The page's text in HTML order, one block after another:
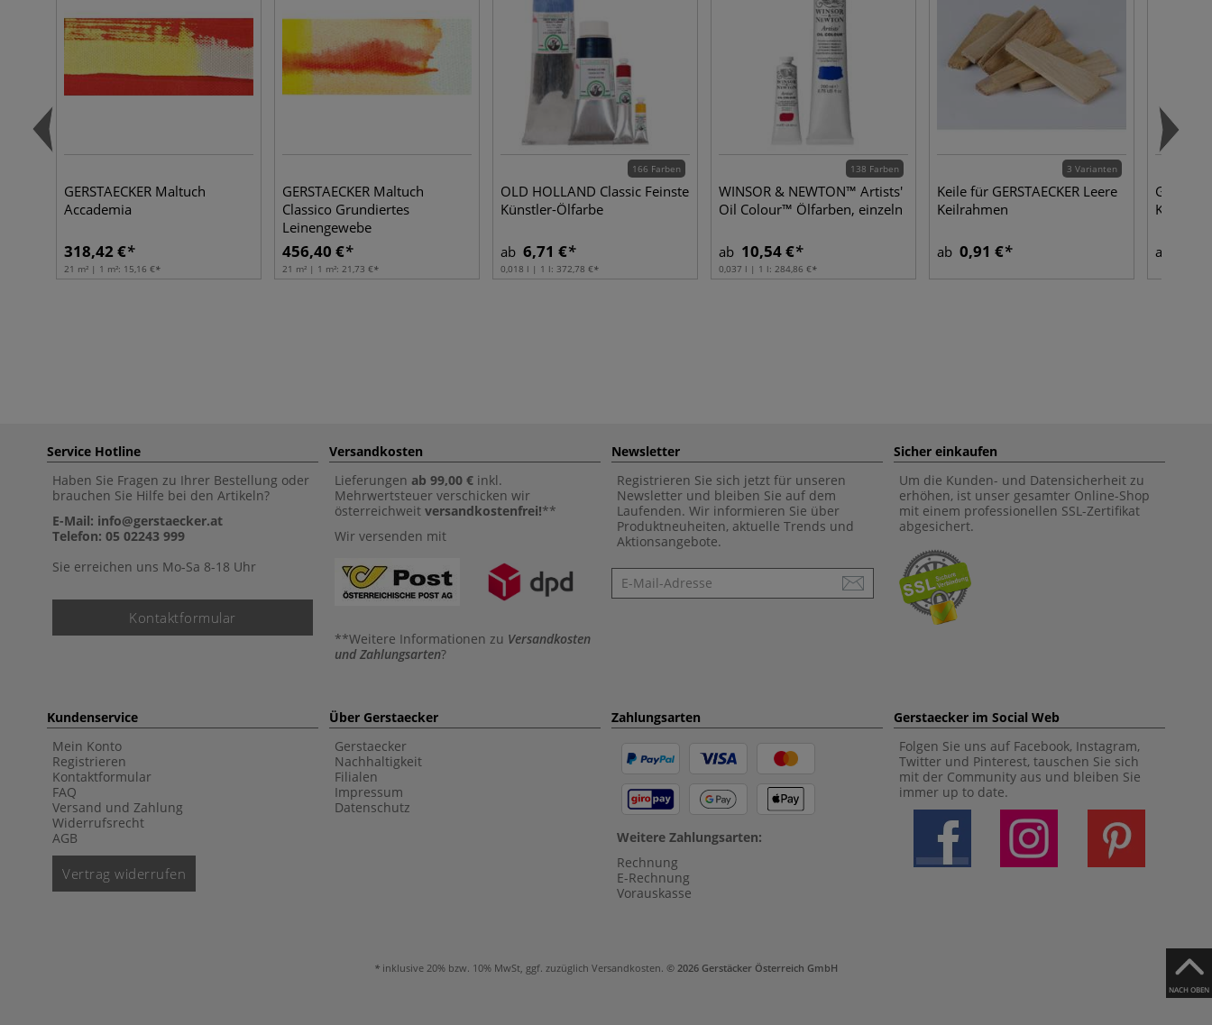
NACH OBEN
​GERSTAECKER Maltuch
Accademia
318,42 €
21 m² | 1 m²: 15,16 €
GERSTAECKER Maltuch
Classico Grundiertes
Leinengewebe
456,40 €
21 m² | 1 m²: 21,73 €
166 Farben
OLD HOLLAND Classic Feinste
Künstler-Ölfarbe
ab 6,71 €
0,018 l | 1 l: 372,78 €
138 Farben
WINSOR & NEWTON™ Artists'
Oil Colour™ Ölfarben, einzeln
ab 10,54 €
0,037 l | 1 l: 284,86 €
3 Varianten
Keile für GERSTAECKER Leere
Keilrahmen
ab 0,91 € ab
Service Hotline
Haben Sie Fragen zu Ihrer Bestellung oder
brauchen Sie Hilfe bei den Artikeln?
E-Mail: info@gerstaecker.at
Telefon: 05 02243 999
Sie erreichen uns Mo-Sa 8-18 Uhr
Kontaktformular
Versandkosten
Lieferungen ab 99,00 € inkl.
Mehrwertsteuer verschicken wir
österreichweit versandkostenfrei!**
Wir versenden mit
**Weitere Informationen zu Versandkosten
und Zahlungsarten?
Newsletter
Registrieren Sie sich jetzt für unseren
Newsletter und bleiben Sie auf dem
Laufenden. Wir informieren Sie über
Produktneuheiten, aktuelle Trends und
Aktionsangebote.
Newsletter
Sicher einkaufen
Um die Kunden- und Datensicherheit zu
erhöhen, ist unser gesamter Online-Shop
mit einem professionellen SSL-Zertifikat
abgesichert.
Kundenservice
Mein Konto
Registrieren
Kontaktformular
FAQ
Versand und Zahlung
Widerrufsrecht
AGB
Vertrag widerrufen
Über Gerstaecker
Gerstaecker
Nachhaltigkeit
Filialen
Impressum
Datenschutz
Zahlungsarten
Weitere Zahlungsarten:
Rechnung
E-Rechnung
Vorauskasse
Gerstaecker im Social Web
Folgen Sie uns auf Facebook, Instagram,
Twitter und Pinterest, tauschen Sie sich
mit der Community aus und bleiben Sie
immer up to date.
inklusive 20% bzw. 10% MwSt, ggf. zuzüglich Versandkosten. © 2026 Gerstäcker Österreich GmbH